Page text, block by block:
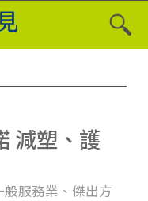
減塑、護
般服務業、傑出方